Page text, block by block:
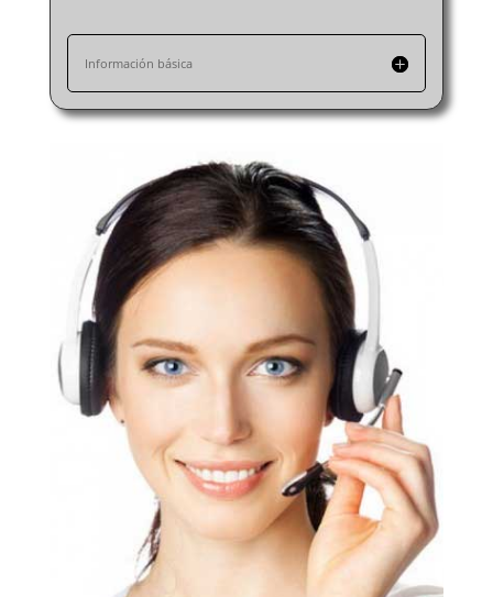
Electricistas Vizcaya
Electricistas Zamora
Electricistas Zaragoza
Electricistas Melilla
Información básica